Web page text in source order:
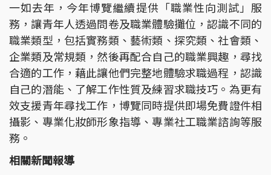
一如去年，今年博覽繼續提供「職業性向測試」服
務，讓青年人透過問卷及職業體驗攤位，認識不同的
職業類型，包括實務類、藝術類、探究類、社會類、
企業類及常規類，然後再配合自己的職業興趣，尋找
合適的工作，藉此讓他們完整地體驗求職過程，認識
自己的潛能、了解工作性質及練習求職技巧。為更有
效支援青年尋找工作，博覽同時提供即場免費證件相
攝影、專業化妝師形象指導、專業社工職業諮詢等服
務。
相關新聞報導